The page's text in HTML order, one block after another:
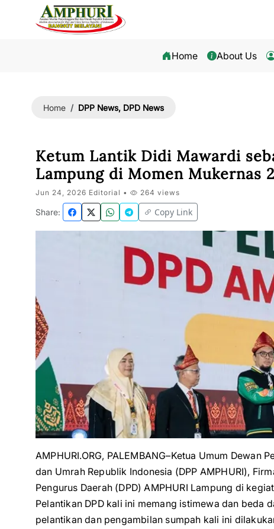
Home About Us
Home DPP News, DPD News
Ketum Lantik Didi Mawardi
Lampung di Momen Mukernas
Jun 24, 2026 Editorial • 264 views
Share: Copy Link
AMPHURI.ORG, PALEMBANG–Ketua Umum Dewan
dan Umrah Republik Indonesia (DPP AMPHURI),
Pengurus Daerah (DPD) AMPHURI Lampung di
Pelantikan DPD kali ini memang istimewa dan beda
pelantikan dan pengambilan sumpah kali ini